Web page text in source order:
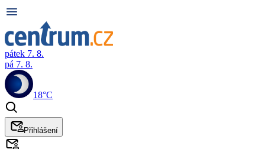
pátek 7. 8.
pá 7. 8.
18°C
Přihlášení